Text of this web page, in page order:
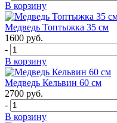
В корзину
Медведь Топтыжка 35 см
1600 руб.
-
В корзину
Медведь Кельвин 60 см
2700 руб.
-
В корзину